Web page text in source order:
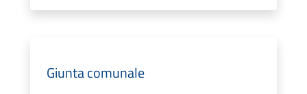
Giunta comunale